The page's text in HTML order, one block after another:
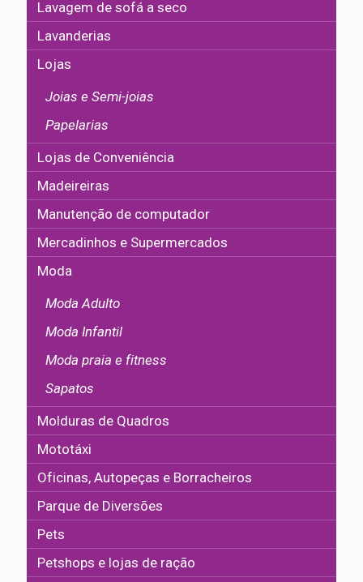
Lavagem de sofá a seco
Lavanderias
Lojas
Joias e Semi-joias
Papelarias
Lojas de Conveniência
Madeireiras
Manutenção de computador
Mercadinhos e Supermercados
Moda
Moda Adulto
Moda Infantil
Moda praia e fitness
Sapatos
Molduras de Quadros
Mototáxi
Oficinas, Autopeças e Borracheiros
Parque de Diversões
Pets
Petshops e lojas de ração